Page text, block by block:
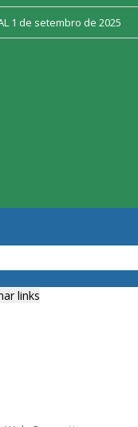
1 de setembro de 2025
links